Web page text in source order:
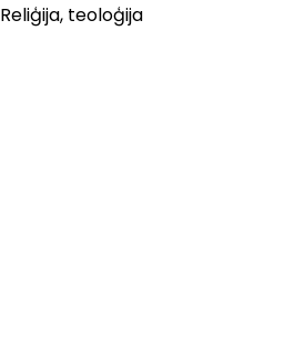
Reliģija, teoloģija